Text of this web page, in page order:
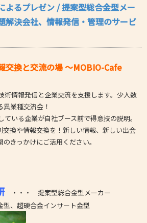
よるプレゼン / 提案型総合金型メー
解決会社、情報発信・管理のサービ
交換と交流の場 ～MOBIO-Cafe
術情報発信と企業交流を支援します。少人数
業種交流会！
ている企業が自社ブース前で得意技の説明。
交換や情報交換を！新しい情報、新しい出会
きっかけにご活用ください。
・・・ 提案型総合金型メーカー
型、超硬合金インサート金型